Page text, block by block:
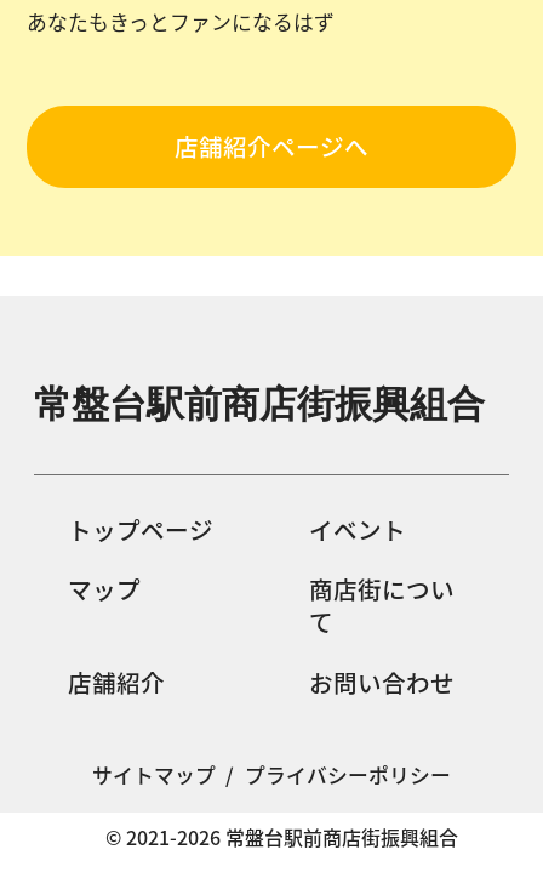
あなたもきっとファンになるはず
店舗紹介ページへ
常盤台駅前商店街振興組合
トップページ
イベント
マップ
商店街につい
て
店舗紹介
お問い合わせ
サイトマップ / プライバシーポリシー
© 2021-2026 常盤台駅前商店街振興組合